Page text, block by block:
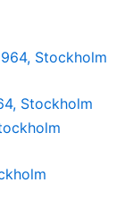
Stockholm